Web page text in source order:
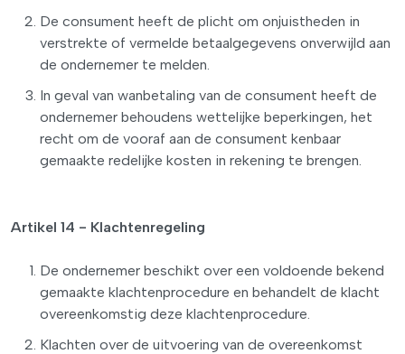
De consument heeft de plicht om onjuistheden in
verstrekte of vermelde betaalgegevens onverwijld aan
de ondernemer te melden.
In geval van wanbetaling van de consument heeft de
ondernemer behoudens wettelijke beperkingen, het
recht om de vooraf aan de consument kenbaar
gemaakte redelijke kosten in rekening te brengen.
Artikel 14 - Klachtenregeling
De ondernemer beschikt over een voldoende bekend
gemaakte klachtenprocedure en behandelt de klacht
overeenkomstig deze klachtenprocedure.
Klachten over de uitvoering van de overeenkomst